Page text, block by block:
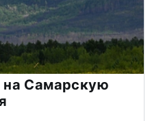
на Самарскую